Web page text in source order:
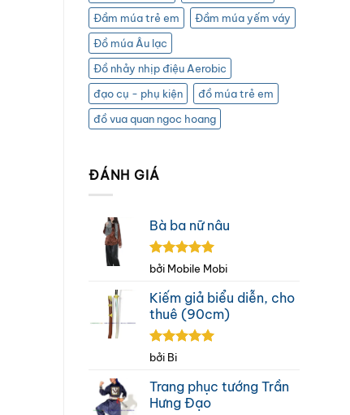
Đầm múa trẻ em
Đầm múa yếm váy
Đồ múa Âu lạc
Đồ nhảy nhịp điệu Aerobic
đạo cụ - phụ kiện
đồ múa trẻ em
đồ vua quan ngoc hoang
ĐÁNH GIÁ
Bà ba nữ nâu
Được xếp
sao
bởi Mobile Mobi
Kiếm giả biểu diễn, cho
thuê (90cm)
Được xếp
sao
bởi Bi
Trang phục tướng Trần
Hưng Đạo